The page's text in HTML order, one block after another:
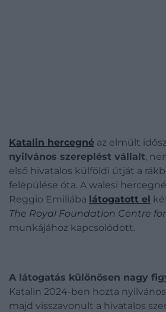
Katalin hercegné az elmúlt
nyilvános szereplést vállalt,
első hivatalos külföldi útját a
felépülése óta. A walesi
Reggio Emiliába látogatott el
The Royal Foundation Centre
munkájához kapcsolódott.
A látogatás különösen nagy
Katalin 2024-ben hozta
majd visszavonult a hivatalos